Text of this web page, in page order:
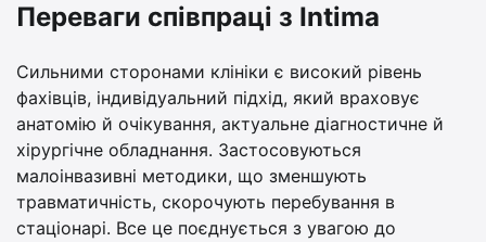
Переваги співпраці з Intima
Сильними сторонами клініки є високий рівень
фахівців, індивідуальний підхід, який враховує
анатомію й очікування, актуальне діагностичне й
хірургічне обладнання. Застосовуються
малоінвазивні методики, що зменшують
травматичність, скорочують перебування в
стаціонарі. Все це поєднується з увагою до